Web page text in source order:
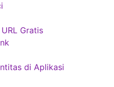
Gratis
di Aplikasi